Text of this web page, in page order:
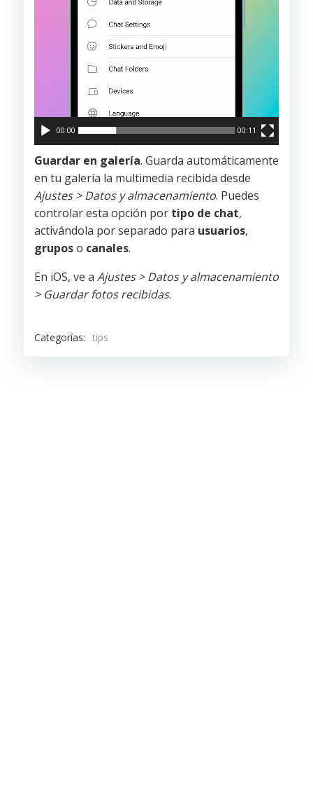
00:00 00:11
Guardar en galería. Guarda automáticamente
en tu galería la multimedia recibida desde
Ajustes > Datos y almacenamiento. Puedes
controlar esta opción por tipo de chat,
activándola por separado para usuarios,
gruposo canales.
En iOS, ve a Ajustes > Datos y almacenamiento
> Guardar fotos recibidas.
Categorías: tips